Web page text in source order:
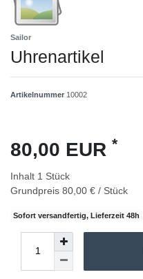
Sailor
Uhrenartikel
Artikelnummer 10002
80,00 EUR *
Inhalt 1 Stück
Grundpreis 80,00 € / Stück
Sofort versandfertig, Lieferzeit 48h